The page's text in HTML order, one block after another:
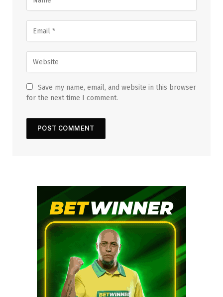
Save my name, email, and website in this browser
for the next time I comment.